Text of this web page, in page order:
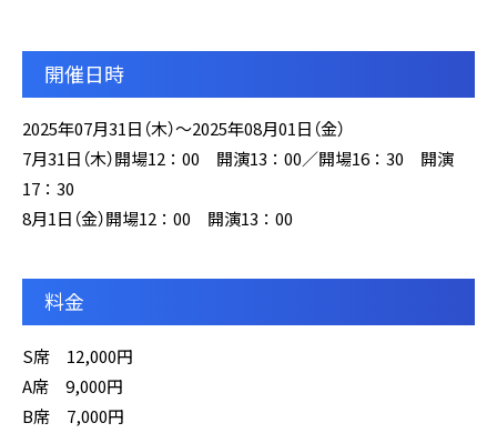
開催日時
2025年07月31日（木）～2025年08月01日（金）
7月31日（木）開場12：00 開演13：00／開場16：30 開演
17：30
8月1日（金）開場12：00 開演13：00
料金
S席 12,000円
A席 9,000円
B席 7,000円